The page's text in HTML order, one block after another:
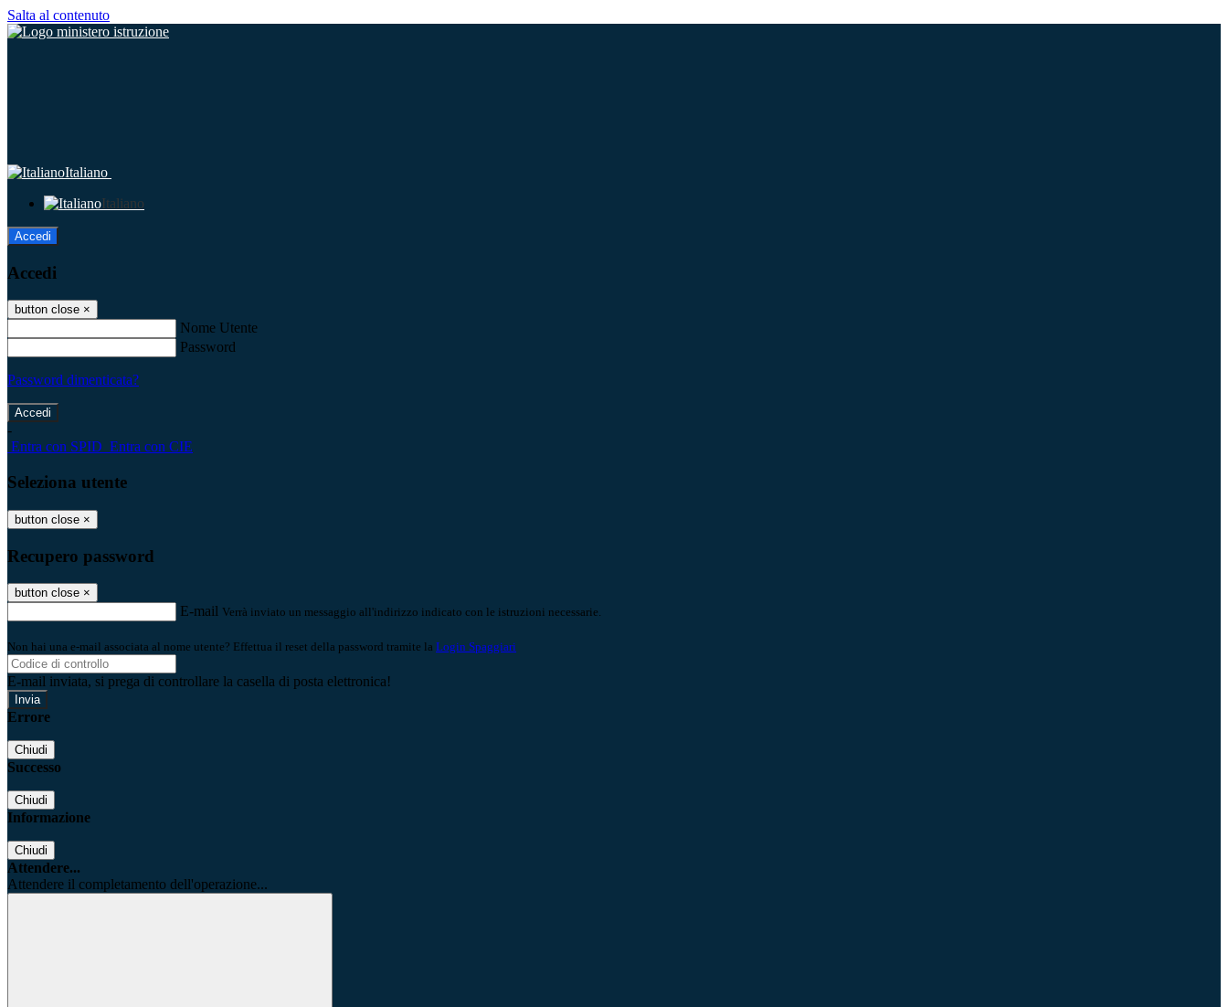
Salta al contenuto
Italiano
Italiano
Accedi
Accedi
button close ×
Nome Utente
Password
Password dimenticata?
-
Entra con SPID Entra con CIE
Seleziona utente
button close ×
Recupero password
button close ×
E-mail Verrà inviato un messaggio all'indirizzo indicato con le istruzioni necessarie.
Non hai una e-mail associata al nome utente? Effettua il reset della password tramite la Login Spaggiari
E-mail inviata, si prega di controllare la casella di posta elettronica!
Errore
Chiudi
Successo
Chiudi
Informazione
Chiudi
Attendere...
Attendere il completamento dell'operazione...